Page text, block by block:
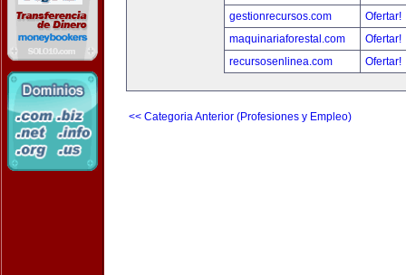
gestionrecursos.com
Ofertar!
maquinariaforestal.com
Ofertar!
recursosenlinea.com
Ofertar!
<< Categoria Anterior (Profesiones y Empleo)